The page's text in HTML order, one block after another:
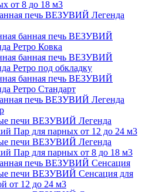
от 8 до 18 м3
печь ВЕЗУВИЙ Легенда
банная печь ВЕЗУВИЙ
Ретро Ковка
банная печь ВЕЗУВИЙ
Ретро под обкладку
банная печь ВЕЗУВИЙ
Ретро Стандарт
печь ВЕЗУВИЙ Легенда
печи ВЕЗУВИЙ Легенда
Пар для парных от 12 до 24 м3
печи ВЕЗУВИЙ Легенда
Пар для парных от 8 до 18 м3
печь ВЕЗУВИЙ Сенсация
печи ВЕЗУВИЙ Сенсация для
от 12 до 24 м3